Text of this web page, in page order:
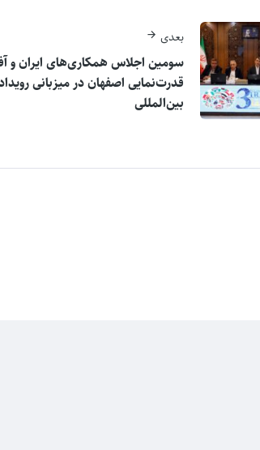
بعدی
سومین اجلاس همکاری‌های ایران و
قدرت‌نمایی اصفهان در میزبانی
بین‌المللی